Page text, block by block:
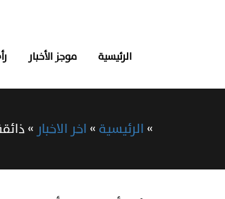
الرئيسية موجز الأخبار
»الرئيسية»اخر الاخبار »